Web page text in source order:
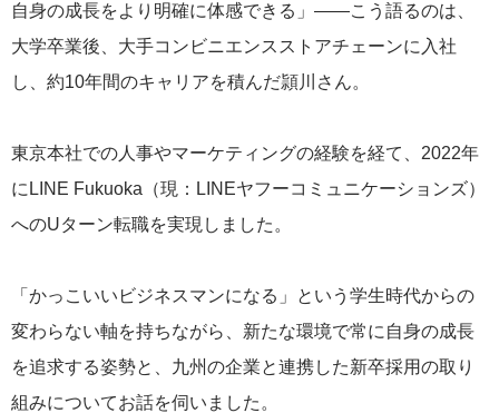
自身の成長をより明確に体感できる」——こう語るのは、
大学卒業後、大手コンビニエンスストアチェーンに入社
し、約10年間のキャリアを積んだ頴川さん。
東京本社での人事やマーケティングの経験を経て、2022年
にLINE Fukuoka（現：LINEヤフーコミュニケーションズ）
へのUターン転職を実現しました。
「かっこいいビジネスマンになる」という学生時代からの
変わらない軸を持ちながら、新たな環境で常に自身の成長
を追求する姿勢と、九州の企業と連携した新卒採用の取り
組みについてお話を伺いました。